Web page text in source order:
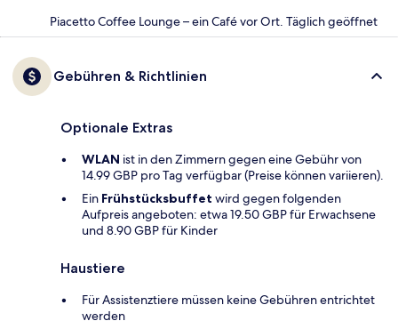
Piacetto Coffee Lounge – ein Café vor Ort. Täglich geöffnet
Gebühren & Richtlinien
Optionale Extras
WLAN ist in den Zimmern gegen eine Gebühr von
14.99 GBP pro Tag verfügbar (Preise können variieren).
Ein Frühstücksbuffet wird gegen folgenden
Aufpreis angeboten: etwa 19.50 GBP für Erwachsene
und 8.90 GBP für Kinder
Haustiere
Für Assistenztiere müssen keine Gebühren entrichtet
werden